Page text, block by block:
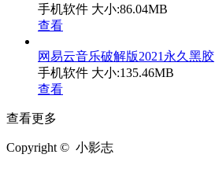
手机软件 大小:86.04MB
查看
网易云音乐破解版2021永久黑胶
手机软件 大小:135.46MB
查看
查看更多
Copyright © 小影志